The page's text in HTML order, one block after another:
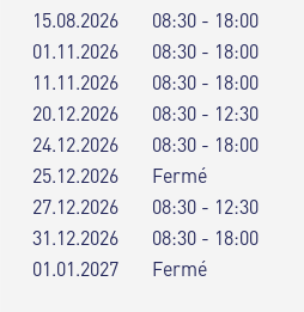
15.08.2026
08:30 - 18:00
01.11.2026
08:30 - 18:00
11.11.2026
08:30 - 18:00
20.12.2026
08:30 - 12:30
24.12.2026
08:30 - 18:00
25.12.2026
Fermé
27.12.2026
08:30 - 12:30
31.12.2026
08:30 - 18:00
01.01.2027
Fermé